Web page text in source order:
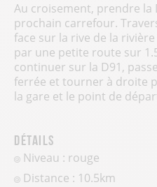
Au croisement, prendre la
prochain carrefour.
face sur la rive de la
par une petite route sur
continuer sur la D91,
ferrée et tourner à droite
la gare et le point de
Détails
Niveau : rouge
Distance : 10.5km